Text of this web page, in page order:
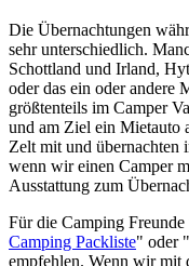
Die Übernachtungen
sehr unterschiedlich.
Schottland und Irland,
oder das ein oder andere
größtenteils im Camper
und am Ziel ein Mietauto
Zelt mit und
wenn wir einen Camper
Ausstattung zum
Für die Camping
Camping Packliste" oder "
empfehlen. Wenn wir mit